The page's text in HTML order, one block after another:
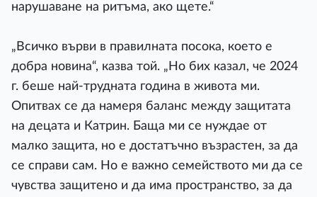
нарушаване на ритъма, ако щете.“
„Всичко върви в правилната посока, което е
добра новина“, казва той. „Но бих казал, че 2024
г. беше най-трудната година в живота ми.
Опитвах се да намеря баланс между защитата
на децата и Катрин. Баща ми се нуждае от
малко защита, но е достатъчно възрастен, за да
се справи сам. Но е важно семейството ми да се
чувства защитено и да има пространство, за да